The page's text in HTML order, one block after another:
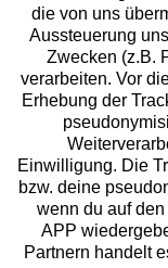
Services
Beratung
Über uns
Rechtliches
die von uns
Aussteuerung
Zwecken (z.B.
verarbeiten. Vor
Erhebung der
Einwilligung. Die
bzw. deine
wenn du auf
APP
Partnern handelt